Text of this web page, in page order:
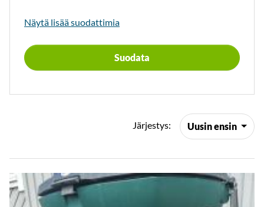
Näytä lisää suodattimia
Suodata
Järjestys: Uusin ensin